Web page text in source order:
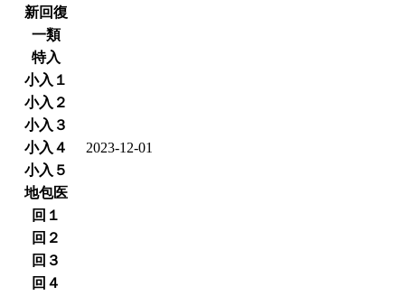
新回復
一類
特入
小入１
小入２
小入３
小入４
2023-12-01
小入５
地包医
回１
回２
回３
回４